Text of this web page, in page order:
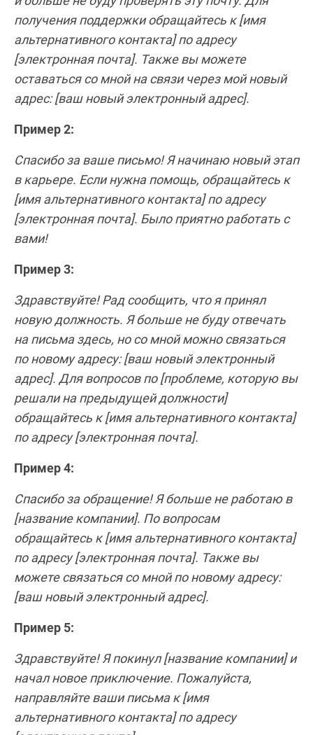
получения поддержки обращайтесь к [имя
альтернативного контакта] по адресу
[электронная почта]. Также вы можете
оставаться со мной на связи через мой новый
адрес: [ваш новый электронный адрес].
Пример 2:
Спасибо за ваше письмо! Я начинаю новый этап
в карьере. Если нужна помощь, обращайтесь к
[имя альтернативного контакта] по адресу
[электронная почта]. Было приятно работать с
вами!
Пример 3:
Здравствуйте! Рад сообщить, что я принял
новую должность. Я больше не буду отвечать
на письма здесь, но со мной можно связаться
по новому адресу: [ваш новый электронный
адрес]. Для вопросов по [проблеме, которую вы
решали на предыдущей должности]
обращайтесь к [имя альтернативного контакта]
по адресу [электронная почта].
Пример 4:
Спасибо за обращение! Я больше не работаю в
[название компании]. По вопросам
обращайтесь к [имя альтернативного контакта]
по адресу [электронная почта]. Также вы
можете связаться со мной по новому адресу:
[ваш новый электронный адрес].
Пример 5:
Здравствуйте! Я покинул [название компании] и
начал новое приключение. Пожалуйста,
направляйте ваши письма к [имя
альтернативного контакта] по адресу